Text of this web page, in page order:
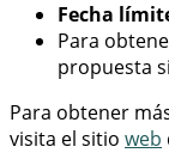
Fecha
Para
propuesta
Para obtener
visita el sitio web